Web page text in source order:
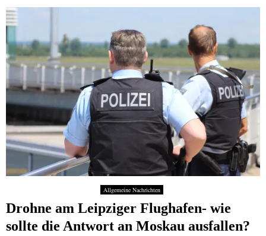
Allgemeine Nachrichten
Drohne am Leipziger Flughafen- wie
sollte die Antwort an Moskau ausfallen?